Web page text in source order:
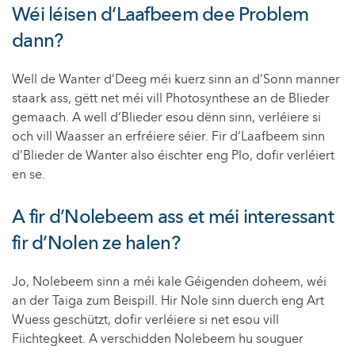
Wéi léisen d‘Laafbeem dee Problem
dann?
Well de Wanter d’Deeg méi kuerz sinn an d’Sonn manner
staark ass, gëtt net méi vill Photosynthese an de Blieder
gemaach. A well d‘Blieder esou dënn sinn, verléiere si
och vill Waasser an erfréiere séier. Fir d‘Laafbeem sinn
d’Blieder de Wanter also éischter eng Plo, dofir verléiert
en se.
A fir d’Nolebeem ass et méi interessant
fir d’Nolen ze halen?
Jo, Nolebeem sinn a méi kale Géigenden doheem, wéi
an der Taiga zum Beispill. Hir Nole sinn duerch eng Art
Wuess geschützt, dofir verléiere si net esou vill
Fiichtegkeet. A verschidden Nolebeem hu souguer